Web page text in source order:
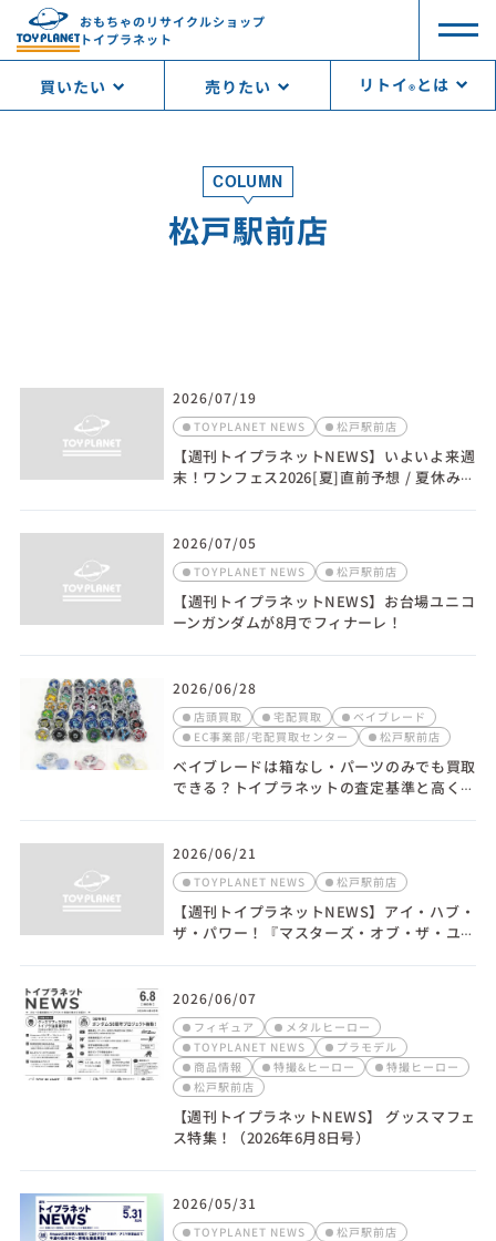
おもちゃのリサイクルショップ
トイプラネット
買いたい 売りたい リトイ®︎とは
COLUMN
松戸駅前店
2026/07/19
TOYPLANET NEWS 松戸駅前店
【週刊トイプラネットNEWS】いよいよ来週
末！ワンフェス2026[夏]直前予想 / 夏休みに
2026/07/05
TOYPLANET NEWS 松戸駅前店
【週刊トイプラネットNEWS】お台場ユニコ
ーンガンダムが8月でフィナーレ！
2026/06/28
店頭買取 宅配買取
ベイブレード
EC事業部/宅配買取センター
松戸駅前店
ベイブレードは箱なし・パーツのみでも買取
できる？トイプラネットの査定基準と高く売
2026/06/21
TOYPLANET NEWS 松戸駅前店
【週刊トイプラネットNEWS】アイ・ハブ・
ザ・パワー！『マスターズ・オブ・ザ・ユニ
2026/06/07
フィギュア
メタルヒーロー
TOYPLANET NEWS
プラモデル
商品情報
特撮&ヒーロー
特撮ヒーロー
松戸駅前店
【週刊トイプラネットNEWS】 グッスマフェ
ス特集！（2026年6月8日号）
2026/05/31
TOYPLANET NEWS 松戸駅前店